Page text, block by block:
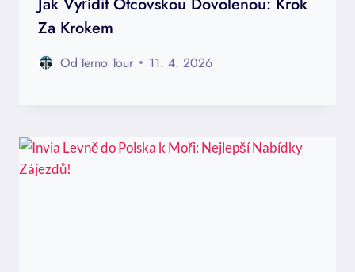
Za Krokem
OdTerno Tour 11. 4. 2026